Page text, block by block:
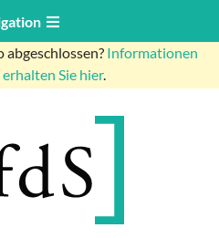
Informationen
Sie hier.